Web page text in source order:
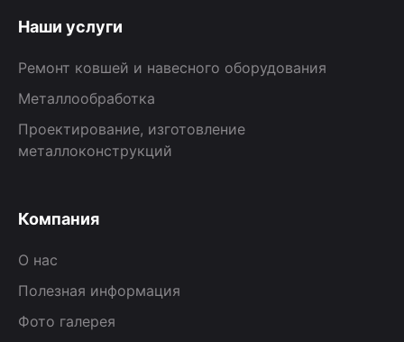
Наши услуги
Ремонт ковшей и навесного оборудования
Металлообработка
Проектирование, изготовление
металлоконструкций
Компания
О нас
Полезная информация
Фото галерея